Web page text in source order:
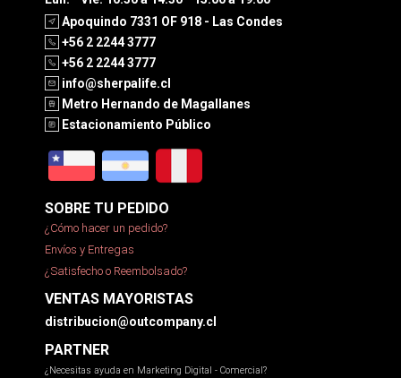
Apoquindo 7331 OF 918 - Las Condes
+56 2 2244 3777
+56 2 2244 3777
info@sherpalife.cl
Metro Hernando de Magallanes
Estacionamiento Público
SOBRE TU PEDIDO
¿Cómo hacer un pedido?
Envíos y Entregas
¿Satisfecho o Reembolsado?
VENTAS MAYORISTAS
distribucion@outcompany.cl
PARTNER
¿Necesitas ayuda en Marketing Digital - Comercial?